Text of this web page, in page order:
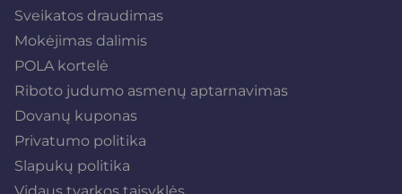
Sveikatos draudimas
Mokėjimas dalimis
POLA kortelė
Riboto judumo asmenų aptarnavimas
Dovanų kuponas
Privatumo politika
Slapukų politika